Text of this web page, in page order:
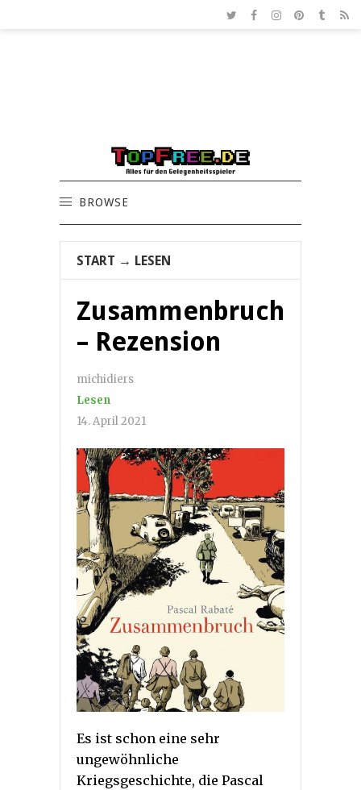
BROWSE
START → LESEN
Zusammenbruch
– Rezension
michidiers
Lesen
14. April 2021
Es ist schon eine sehr
ungewöhnliche
Kriegsgeschichte, die Pascal